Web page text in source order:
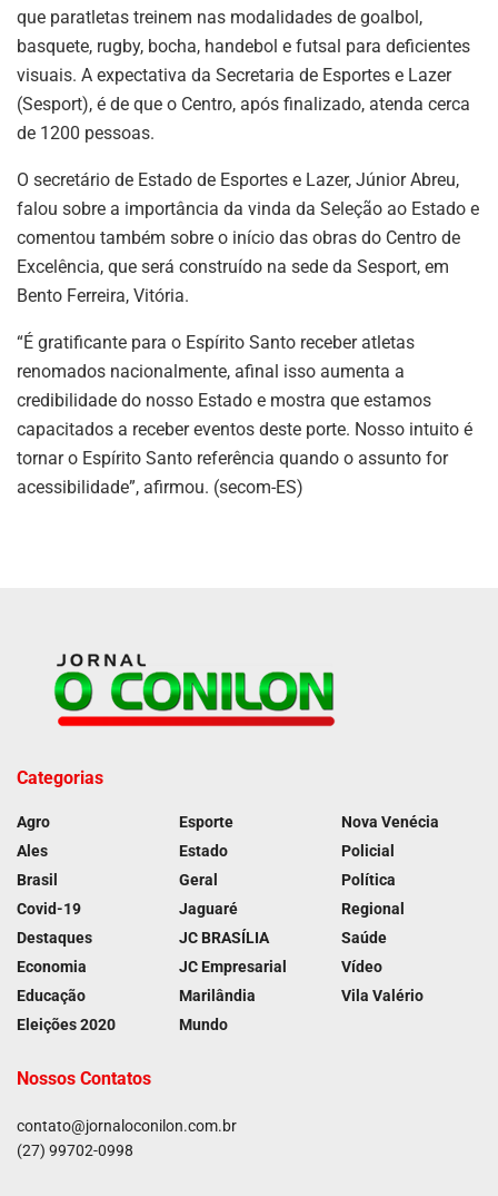
que paratletas treinem nas modalidades de goalbol,
basquete, rugby, bocha, handebol e futsal para deficientes
visuais. A expectativa da Secretaria de Esportes e Lazer
(Sesport), é de que o Centro, após finalizado, atenda cerca
de 1200 pessoas.
O secretário de Estado de Esportes e Lazer, Júnior Abreu,
falou sobre a importância da vinda da Seleção ao Estado e
comentou também sobre o início das obras do Centro de
Excelência, que será construído na sede da Sesport, em
Bento Ferreira, Vitória.
“É gratificante para o Espírito Santo receber atletas
renomados nacionalmente, afinal isso aumenta a
credibilidade do nosso Estado e mostra que estamos
capacitados a receber eventos deste porte. Nosso intuito é
tornar o Espírito Santo referência quando o assunto for
acessibilidade”, afirmou. (secom-ES)
Categorias
Agro
Ales
Brasil
Covid-19
Destaques
Economia
Educação
Eleições 2020
Esporte
Estado
Geral
Jaguaré
JC BRASÍLIA
JC Empresarial
Marilândia
Mundo
Nova Venécia
Policial
Política
Regional
Saúde
Vídeo
Vila Valério
Nossos Contatos
contato@jornaloconilon.com.br
(27) 99702-0998